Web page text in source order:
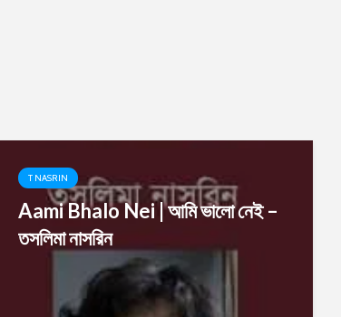
T NASRIN
Aami Bhalo Nei | আমি ভালো নেই –
তসলিমা নাসরিন